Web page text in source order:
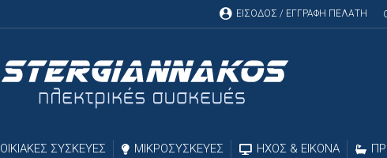
ΕΙΣΟΔΟΣ / ΕΓΓΡΑΦΗ ΠΕΛΑΤΗ
ΟΙΚΙΑΚΕΣ ΣΥΣΚΕΥΕΣ ΜΙΚΡΟΣΥΣΚΕΥΕΣ ΗΧΟΣ & ΕΙΚΟΝΑ